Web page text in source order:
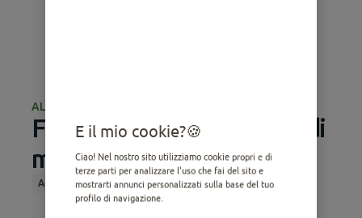
ALIMENTO UMIDO
Fit & Delicious selezione di
mare
Adulto Alimento Umido Sterilizzato
E il mio cookie?
Ciao! Nel nostro sito utilizziamo cookie propri e di
terze parti per analizzare l'uso che fai del sito e
mostrarti annunci personalizzati sulla base del tuo
profilo di navigazione.